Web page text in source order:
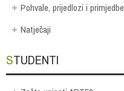
Pohvale, prijedlozi i primjedbe
Natječaji
STUDENTI